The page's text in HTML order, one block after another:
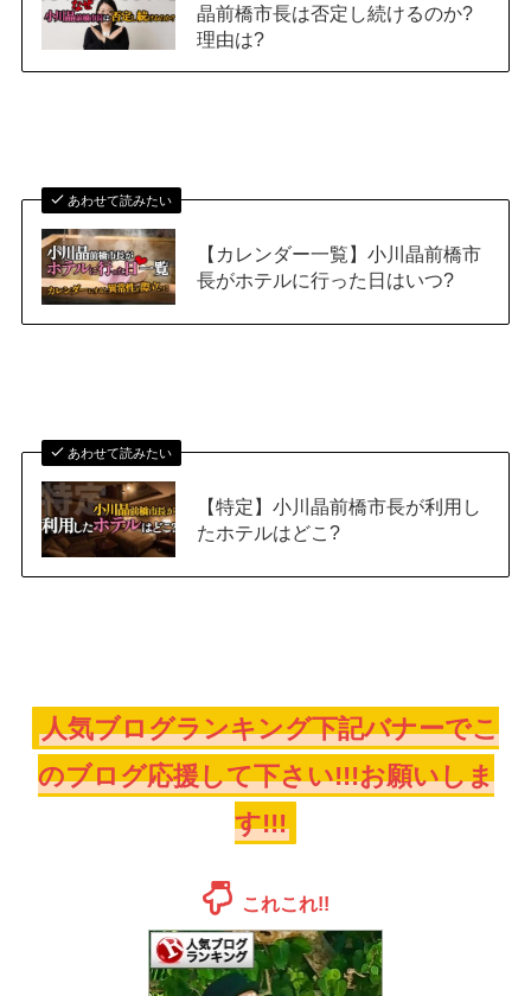
晶前橋市長は否定し続けるのか?
理由は?
あわせて読みたい
【カレンダー一覧】小川晶前橋市
長がホテルに行った日はいつ?
あわせて読みたい
【特定】小川晶前橋市長が利用し
たホテルはどこ?
人気ブログランキング下記バナーでこ
のブログ応援して下さい!!!お願いしま
す!!!
これこれ!!